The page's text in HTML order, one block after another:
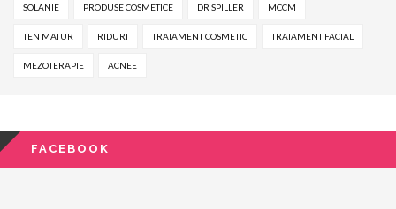
SOLANIE PRODUSE COSMETICE DR SPILLER MCCM
TEN MATUR RIDURI TRATAMENT COSMETIC TRATAMENT FACIAL
MEZOTERAPIE ACNEE
FACEBOOK